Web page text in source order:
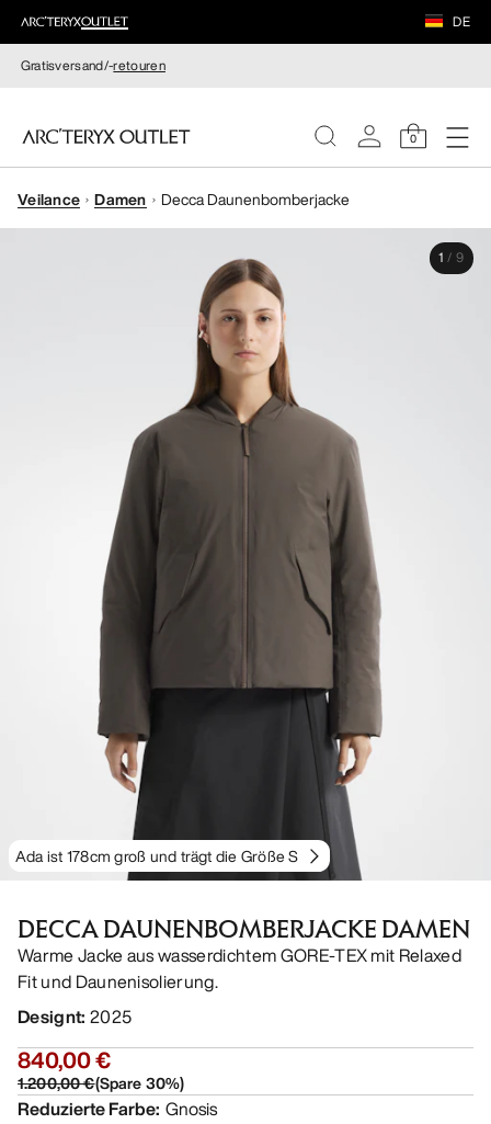
DE
Gratisversand/-retouren
0
DAMEN
Veilance Damen Decca Daunenbomberjacke
Ada ist 178cm groß und trägt die Größe S
1 / 9
DECCA DAUNENBOMBERJACKE DAMEN
Warme Jacke aus wasserdichtem GORE-TEX mit Relaxed
Fit und Daunenisolierung.
Designt: 2025
840,00 €
1.200,00 €(Spare30%)
Reduzierte Farbe: Gnosis